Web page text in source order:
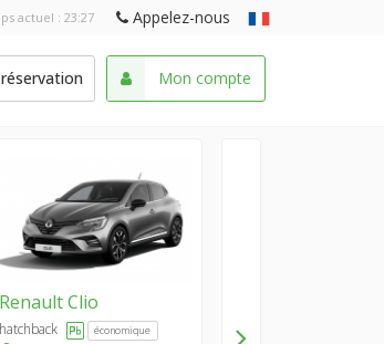
actuel : 23:27 Appelez-nous
Mon compte
RenaultClio
hatchback économique